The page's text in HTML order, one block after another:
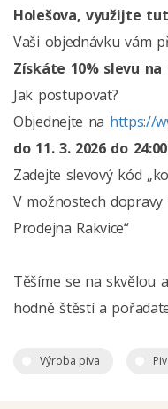
Holešova, využijte
Vaši objednávku vám
Získáte 10% slevu
Jak postupovat?
Objednejte na https://
do 11. 3. 2026 do
Zadejte slevový kód
V možnostech
Prodejna Rakvice“
Těšíme se na skvělou
hodně štěstí a
Výroba piva